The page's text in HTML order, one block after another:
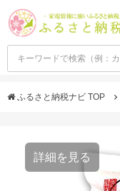
ふるさと納税ナビ TOP
詳細を見る